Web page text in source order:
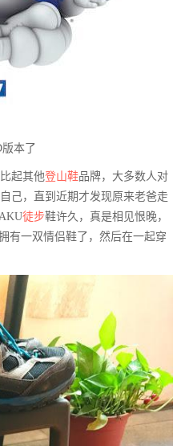
版本了
起其他登山鞋品牌，大多数人对
己，直到近期才发现原来老爸走
徒步鞋许久，真是相见恨晚，
有一双情侣鞋了，然后在一起穿